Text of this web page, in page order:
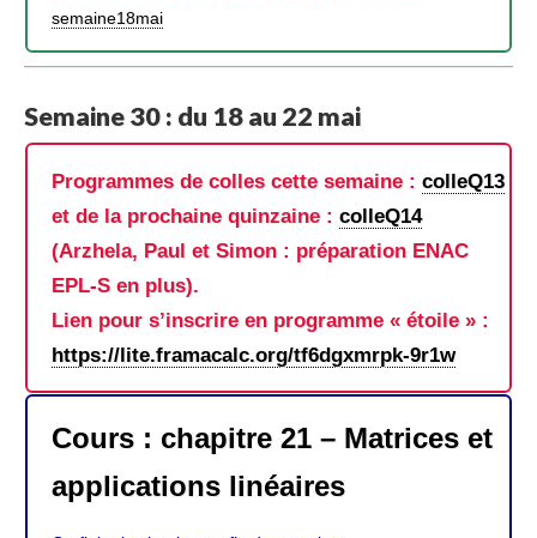
semaine18mai
Semaine 30 : du 18 au 22 mai
Programmes de colles cette semaine : colleQ13
et de la prochaine quinzaine : colleQ14
(Arzhela, Paul et Simon : préparation ENAC
EPL-S en plus).
Lien pour s’inscrire en programme « étoile » :
https://lite.framacalc.org/tf6dgxmrpk-9r1w
Cours : chapitre 21 – Matrices et
applications linéaires